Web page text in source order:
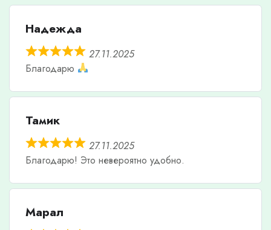
Надежда
27.11.2025
Благодарю
Тамик
27.11.2025
Благодарю! Это невероятно удобно.
Марал